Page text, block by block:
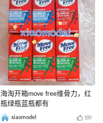
海淘开箱move free维骨力，红
瓶绿瓶蓝瓶都有
xiaomodel 189